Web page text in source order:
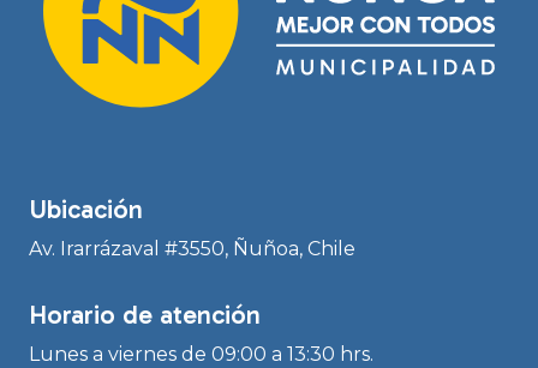
Ubicación
Av. Irarrázaval #3550, Ñuñoa, Chile
Horario de atención
Lunes a viernes de 09:00 a 13:30 hrs.